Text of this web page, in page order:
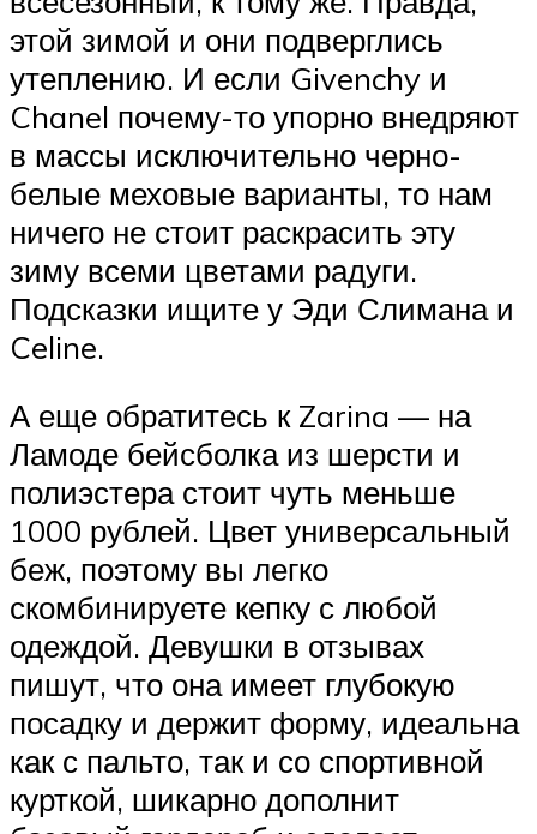
этой зимой и они подверглись
утеплению. И если Givenchy и
Chanel почему-то упорно внедряют
в массы исключительно черно-
белые меховые варианты, то нам
ничего не стоит раскрасить эту
зиму всеми цветами радуги.
Подсказки ищите у Эди Слимана и
Celine.
А еще обратитесь к Zarina — на
Ламоде бейсболка из шерсти и
полиэстера стоит чуть меньше
1000 рублей. Цвет универсальный
беж, поэтому вы легко
скомбинируете кепку с любой
одеждой. Девушки в отзывах
пишут, что она имеет глубокую
посадку и держит форму, идеальна
как с пальто, так и со спортивной
курткой, шикарно дополнит